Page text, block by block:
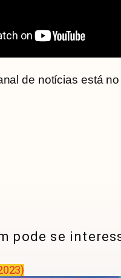
de notícias está no
pode se